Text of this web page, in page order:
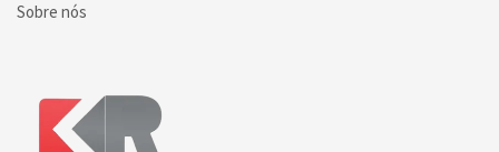
Sobre nós
Página inicial